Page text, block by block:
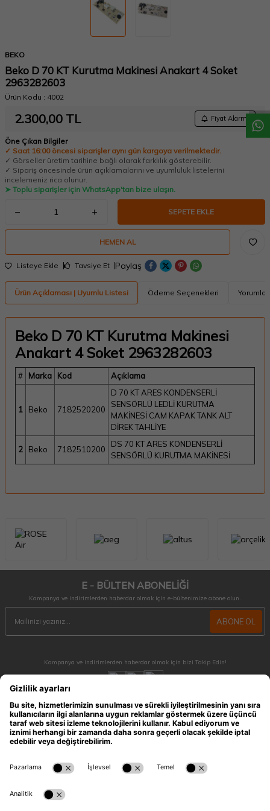
BEKO
Beko D 70 KT Kurutma Makinesi Anakart 4 Soket
2963282603
Ürün Kodu : 4002
2.300,00 TL Fiyat Alarmı
Öne Çıkan Bilgiler
✓ Saat 16:00 öncesi siparişler aynı gün kargoya verilmektedir.
✓ Görseller üretim tarihine bağlı olarak farklılık gösterebilir.
✓ Sipariş öncesinde ürün açıklamalarını ve uyumluluk listelerini
incelemeniz rica olunur.
➤ Toplu siparişler için WhatsApp'tan bize ulaşın.
SEPETE EKLE
HEMEN AL
Listeye Ekle Tavsiye Et Paylaş
Ürün Açıklaması | Uyumlu Listesi Ödeme Seçenekleri Yorumlar
Beko D 70 KT Kurutma Makinesi
Anakart 4 Soket 2963282603
# Marka Kod Açıklama
1 Beko 7182520200
D 70 KT ARES KONDENSERLİ
SENSÖRLÜ LEDLİ KURUTMA
MAKİNESİ CAM KAPAK TANK ALT
DİREK TAHLİYE
2 Beko 7182510200
DS 70 KT ARES KONDENSERLİ
SENSÖRLÜ KURUTMA MAKİNESİ
E - BÜLTEN ABONELİĞİ
Kampanya ve indirimlerden haberdar olmak için e-bültenimize abone olun.
ABONE OL
Kampanya ve indirimlerden haberdar olmak için bizi Takip Edin!
MÜŞTERİ HİZMETLERİ
Hafta içi 09:30 - 18:30 / Hafta sonu 10:00 - 17:00 arası merak ettiğiniz tüm sorular ve
siparişleriniz için ulaşabilirsiniz.
ÖNEMLİ BİLGİLER